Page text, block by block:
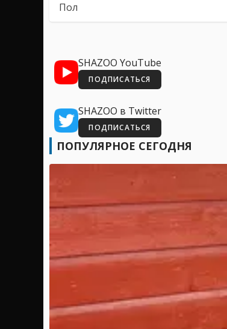
Пол
SHAZOO YouTube
ПОДПИСАТЬСЯ
SHAZOO в Twitter
ПОДПИСАТЬСЯ
ПОПУЛЯРНОЕ СЕГОДНЯ